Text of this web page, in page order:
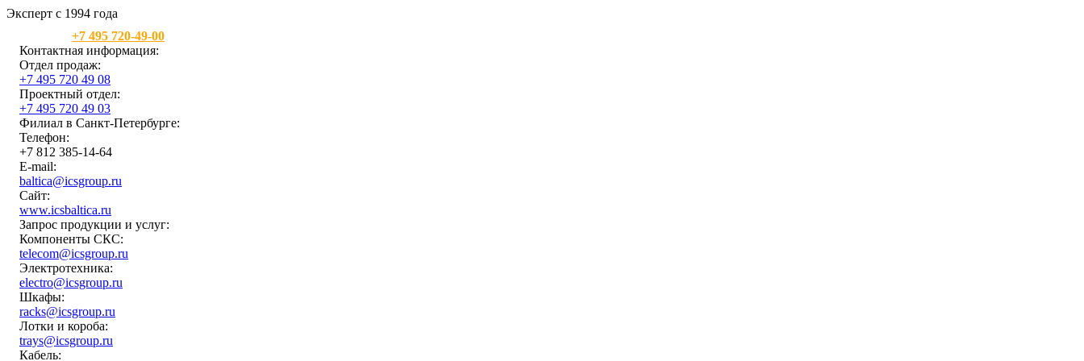
Эксперт с 1994 года
+7 495 720-49-00
Контактная информация:
Отдел продаж:
+7 495 720 49 08
Проектный отдел:
+7 495 720 49 03
Филиал в Санкт-Петербурге:
Телефон:
+7 812 385-14-64
E-mail:
baltica@icsgroup.ru
Сайт:
www.icsbaltica.ru
Запрос продукции и услуг:
Компоненты СКС:
telecom@icsgroup.ru
Электротехника:
electro@icsgroup.ru
Шкафы:
racks@icsgroup.ru
Лотки и короба:
trays@icsgroup.ru
Кабель: